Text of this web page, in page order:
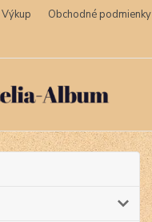
Výkup Obchodné podmienky